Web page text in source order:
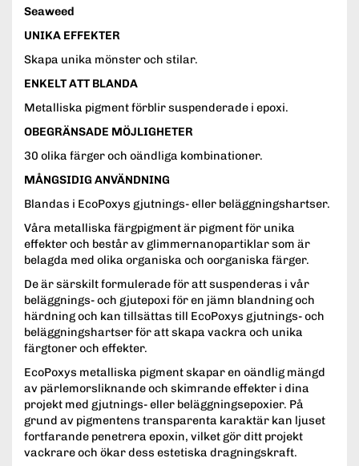
Seaweed
UNIKA EFFEKTER
Skapa unika mönster och stilar.
ENKELT ATT BLANDA
Metalliska pigment förblir suspenderade i epoxi.
OBEGRÄNSADE MÖJLIGHETER
30 olika färger och oändliga kombinationer.
MÅNGSIDIG ANVÄNDNING
Blandas i EcoPoxys gjutnings- eller beläggningshartser.
Våra metalliska färgpigment är pigment för unika
effekter och består av glimmernanopartiklar som är
belagda med olika organiska och oorganiska färger.
De är särskilt formulerade för att suspenderas i vår
beläggnings- och gjutepoxi för en jämn blandning och
härdning och kan tillsättas till EcoPoxys gjutnings- och
beläggningshartser för att skapa vackra och unika
färgtoner och effekter.
EcoPoxys metalliska pigment skapar en oändlig mängd
av pärlemorsliknande och skimrande effekter i dina
projekt med gjutnings- eller beläggningsepoxier. På
grund av pigmentens transparenta karaktär kan ljuset
fortfarande penetrera epoxin, vilket gör ditt projekt
vackrare och ökar dess estetiska dragningskraft.